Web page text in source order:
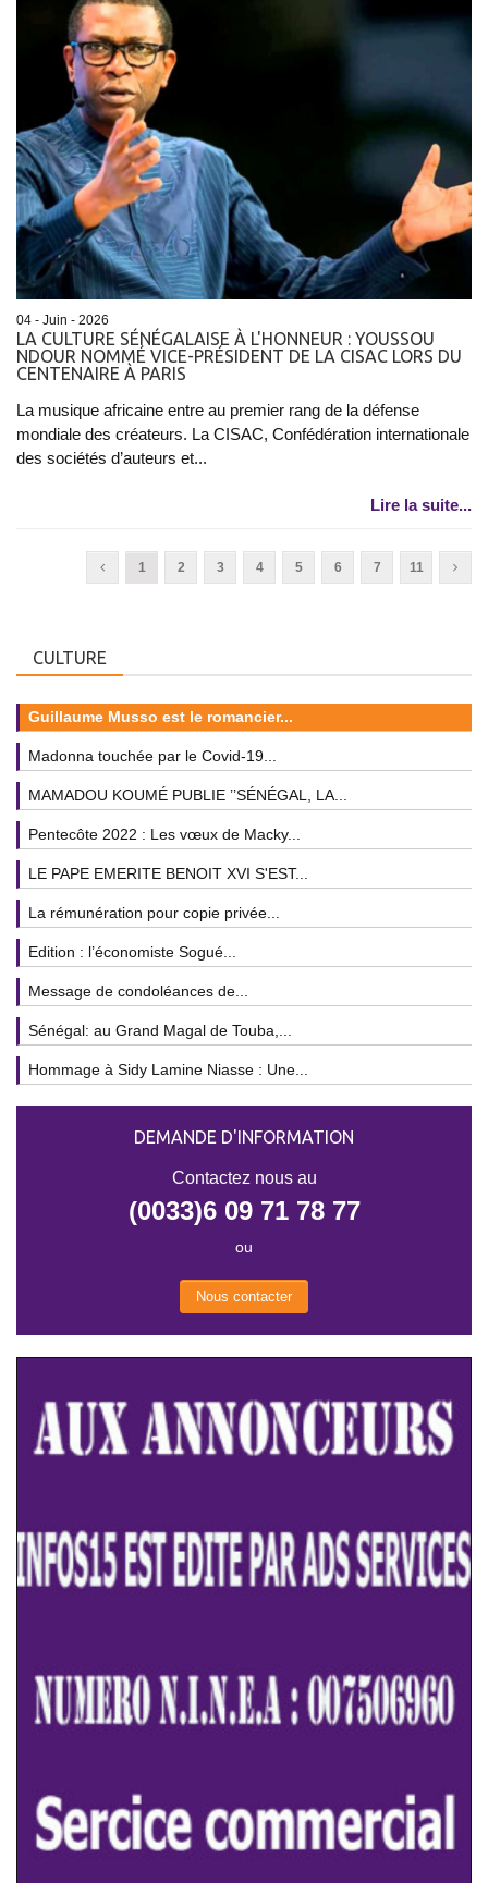
04 - Juin - 2026
LA CULTURE SÉNÉGALAISE À L'HONNEUR : YOUSSOU
NDOUR NOMMÉ VICE-PRÉSIDENT DE LA CISAC LORS DU
CENTENAIRE À PARIS
La musique africaine entre au premier rang de la défense
mondiale des créateurs. La CISAC, Confédération internationale
des sociétés d’auteurs et...
Lire la suite...
1 2 3 4 5 6 7 11
CULTURE
Guillaume Musso est le romancier...
Madonna touchée par le Covid-19...
MAMADOU KOUMÉ PUBLIE ’’SÉNÉGAL, LA...
Pentecôte 2022 : Les vœux de Macky...
LE PAPE EMERITE BENOIT XVI S'EST...
La rémunération pour copie privée...
Edition : l’économiste Sogué...
Message de condoléances de...
Sénégal: au Grand Magal de Touba,...
Hommage à Sidy Lamine Niasse : Une...
DEMANDE D'INFORMATION
Contactez nous au
(0033)6 09 71 78 77
ou
Nous contacter